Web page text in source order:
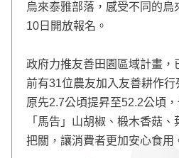
烏來泰雅部落，感受不同的烏
10日開放報名。
政府力推友善田園區域計畫，
前有31位農友加入友善耕作
原先2.7公頃提昇至52.2公頃
「馬告」山胡椒、椴木香菇
把關，讓消費者更加安心食用